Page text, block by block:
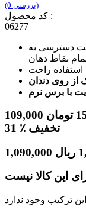
(0 بررسی)
کد محصول :
06277
دسترسی به
نقاط دهان
راحت
از روی دندان
با برس نرم
109,000 تومان
31
٪ تخفیف
1,090,000 ریال
این کالا نیست
این ترکیب وجود ندارد